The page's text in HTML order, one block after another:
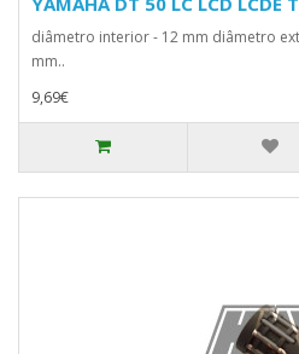
diâmetro interior - 12 mm diâmetro
mm..
9,69€